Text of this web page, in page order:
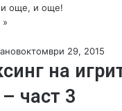
още, и още!
октомври 29, 2015
на
част 3